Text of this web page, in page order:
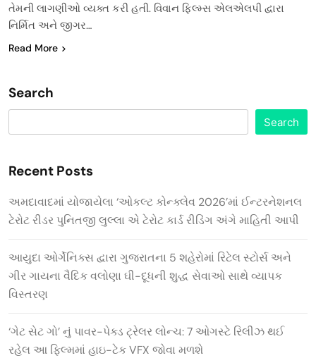
તેમની લાગણીઓ વ્યક્ત કરી હતી. વિવાન ફિલ્મ્સ એલએલપી દ્વારા
નિર્મિત અને જીગર…
Read More
Search
Search
Recent Posts
અમદાવાદમાં યોજાયેલા ‘ઓકલ્ટ કોન્ક્લેવ 2026’માં ઈન્ટરનેશનલ
ટેરોટ રીડર પુનિતજી લુલ્લા એ ટેરોટ કાર્ડ રીડિંગ અંગે માહિતી આપી
આયુદા ઓર્ગેનિક્સ દ્વારા ગુજરાતના 5 શહેરોમાં રિટેલ સ્ટોર્સ અને
ગીર ગાયના વૈદિક વલોણા ઘી-દૂધની શુદ્ધ સેવાઓ સાથે વ્યાપક
વિસ્તરણ
‘ગેટ સેટ ગો’ નું પાવર-પેક્ડ ટ્રેલર લોન્ચ: 7 ઓગસ્ટે રિલીઝ થઈ
રહેલ આ ફિલ્મમાં હાઇ-ટેક VFX જોવા મળશે